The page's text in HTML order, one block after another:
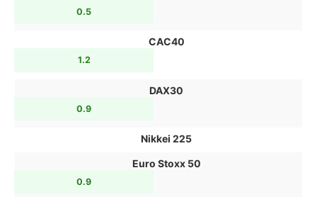
0.5
CAC40
1.2
DAX30
0.9
Nikkei 225
Euro Stoxx 50
0.9